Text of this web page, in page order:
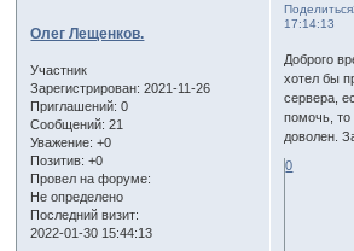
Поделиться
17:14:13
Олег Лещенков.
Участник
Зарегистрирован: 2021-11-26
Приглашений: 0
Сообщений: 21
Уважение: +0
Позитив: +0
Провел на форуме:
Не определено
Последний визит:
2022-01-30 15:44:13
Доброго
хотел бы
сервера,
помочь, то
доволен.
0